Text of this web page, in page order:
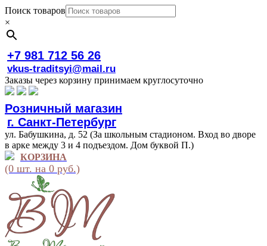
Поиск товаров
×
+7 981 712 56 26
vkus-traditsyi@mail.ru
Заказы через корзину принимаем круглосуточно
Розничный магазин
г. Санкт-Петербург
ул. Бабушкина, д. 52 (За школьным стадионом. Вход во дворе
в арке между 3 и 4 подъездом. Дом буквой П.)
КОРЗИНА
(0 шт. на 0 руб.)